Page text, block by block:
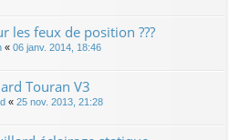
les feux de position ???
« 06 janv. 2014, 18:46
Touran V3
« 25 nov. 2013, 21:28